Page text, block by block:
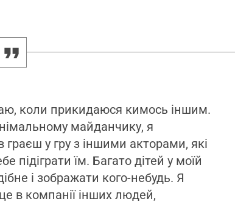
коли прикидаюся кимось іншим.
майданчику, я
у гру з іншими акторами, які
підіграти їм. Багато дітей у моїй
і зображати кого-небудь. Я
в компанії інших людей,